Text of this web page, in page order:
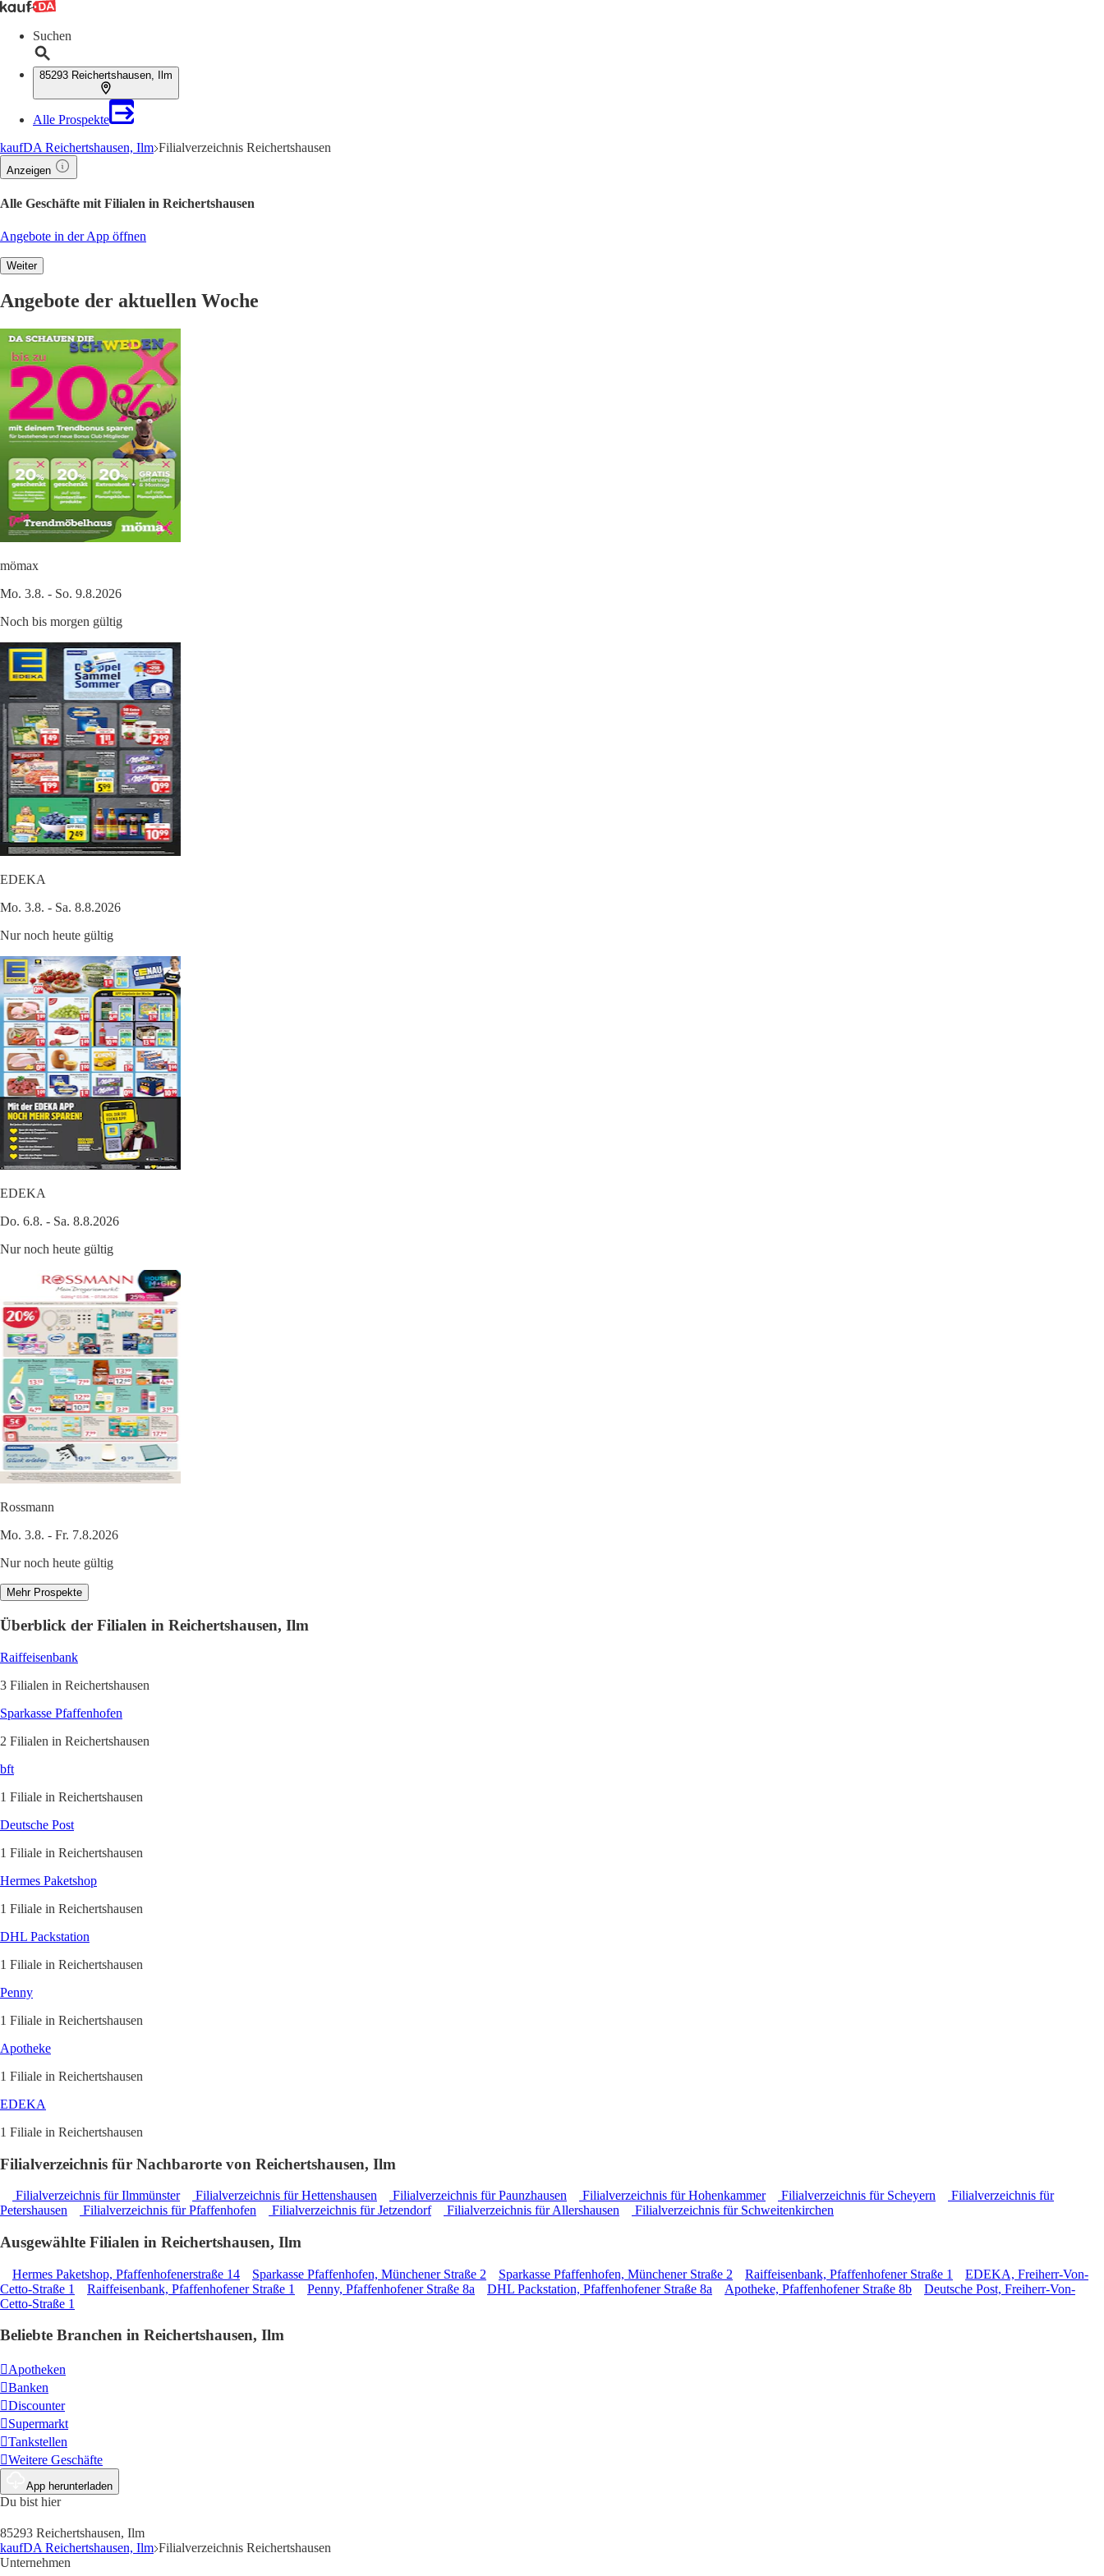
Suchen
85293 Reichertshausen, Ilm
Alle Prospekte
kaufDA Reichertshausen, Ilm Filialverzeichnis Reichertshausen
Anzeigen
Alle Geschäfte mit Filialen in Reichertshausen
Angebote in der App öffnen
Weiter
Angebote der aktuellen Woche
mömax
Mo. 3.8. - So. 9.8.2026
Noch bis morgen gültig
EDEKA
Mo. 3.8. - Sa. 8.8.2026
Nur noch heute gültig
EDEKA
Do. 6.8. - Sa. 8.8.2026
Nur noch heute gültig
Rossmann
Mo. 3.8. - Fr. 7.8.2026
Nur noch heute gültig
Mehr Prospekte
Überblick der Filialen in Reichertshausen, Ilm
Raiffeisenbank
3 Filialen in Reichertshausen
Sparkasse Pfaffenhofen
2 Filialen in Reichertshausen
bft
1 Filiale in Reichertshausen
Deutsche Post
1 Filiale in Reichertshausen
Hermes Paketshop
1 Filiale in Reichertshausen
DHL Packstation
1 Filiale in Reichertshausen
Penny
1 Filiale in Reichertshausen
Apotheke
1 Filiale in Reichertshausen
EDEKA
1 Filiale in Reichertshausen
Filialverzeichnis für Nachbarorte von Reichertshausen, Ilm
Filialverzeichnis für Ilmmünster Filialverzeichnis für Hettenshausen Filialverzeichnis für Paunzhausen Filialverzeichnis für Hohenkammer Filialverzeichnis für Scheyern
Filialverzeichnis für
Petershausen
Filialverzeichnis für Pfaffenhofen Filialverzeichnis für Jetzendorf Filialverzeichnis für Allershausen Filialverzeichnis für Schweitenkirchen
Ausgewählte Filialen in Reichertshausen, Ilm
Hermes Paketshop, Pfaffenhofenerstraße 14 Sparkasse Pfaffenhofen, Münchener Straße 2 Sparkasse Pfaffenhofen, Münchener Straße 2 Raiffeisenbank, Pfaffenhofener Straße 1
EDEKA, Freiherr-Von-
Cetto-Straße 1
Raiffeisenbank, Pfaffenhofener Straße 1 Penny, Pfaffenhofener Straße 8a DHL Packstation, Pfaffenhofener Straße 8a Apotheke, Pfaffenhofener Straße 8b
Deutsche Post, Freiherr-Von-
Cetto-Straße 1
Beliebte Branchen in Reichertshausen, Ilm
Apotheken
Banken
Discounter
Supermarkt
Tankstellen
Weitere Geschäfte
App herunterladen
Du bist hier
85293 Reichertshausen, Ilm
kaufDA Reichertshausen, Ilm Filialverzeichnis Reichertshausen
Unternehmen